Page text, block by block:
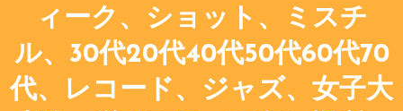
ィーク、ショット、ミスチ
ル、30代20代40代50代60代70
代、レコード、ジャズ、女子大